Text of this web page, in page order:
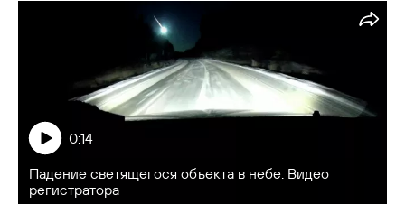
Падение светящегося объекта в небе. Видео
регистратора
0:14